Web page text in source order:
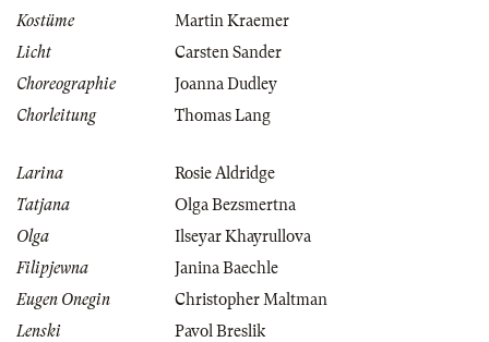
Kostüme
Martin Kraemer
Licht
Carsten Sander
Choreographie
Joanna Dudley
Chorleitung
Thomas Lang
Larina
Rosie Aldridge
Tatjana
Olga Bezsmertna
Olga
Ilseyar Khayrullova
Filipjewna
Janina Baechle
Eugen Onegin
Christopher Maltman
Lenski
Pavol Breslik